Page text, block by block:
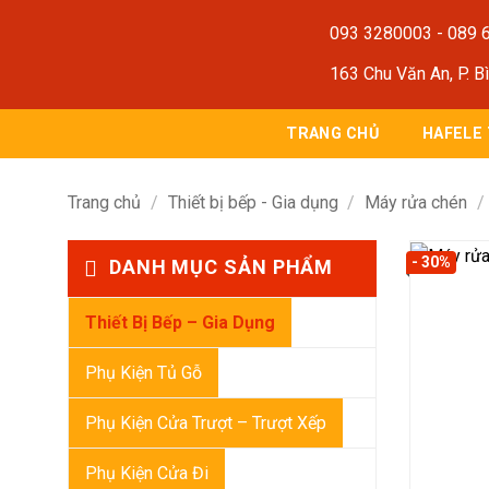
093 3280003 - 089
163 Chu Văn An, P.
TRANG CHỦ
Trang chủ / Thiết bị bếp - Gia dụng / Máy rửa chén /
DANH MỤC SẢN PHẨM
Thiết Bị Bếp – Gia Dụng
Phụ Kiện Tủ Gỗ
Phụ Kiện Cửa Trượt – Trượt Xếp
Phụ Kiện Cửa Đi
- 30%